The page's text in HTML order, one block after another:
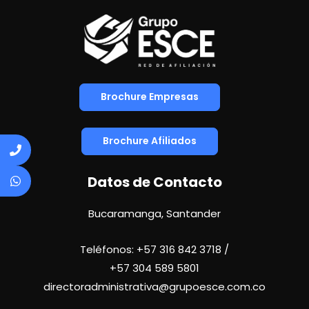
Brochure Empresas
Brochure Afiliados
Datos de Contacto
Bucaramanga, Santander
Teléfonos: +57 316 842 3718 /
+57 304 589 5801
directoradministrativa@grupoesce.com.co